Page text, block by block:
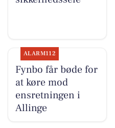
ALARM112
Fynbo får bøde for
at køre mod
ensretningen i
Allinge